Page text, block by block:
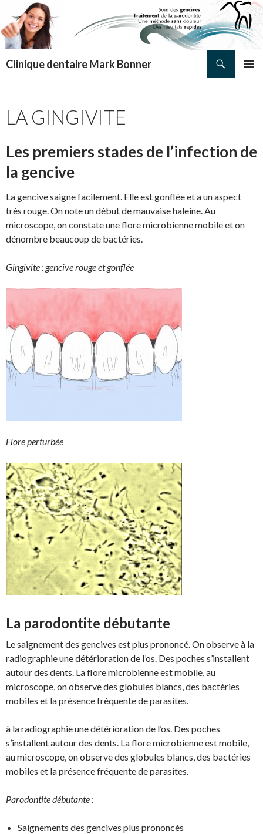
Clinique dentaire Mark Bonner
LA GINGIVITE
Les premiers stades de l’infection de
la gencive
La gencive saigne facilement. Elle est gonflée et a un aspect
très rouge. On note un début de mauvaise haleine. Au
microscope, on constate une flore microbienne mobile et on
dénombre beaucoup de bactéries.
Gingivite : gencive rouge et gonflée
Flore perturbée
La parodontite débutante
Le saignement des gencives est plus prononcé. On observe à la
radiographie une détérioration de l’os. Des poches s’installent
autour des dents. La flore microbienne est mobile, au
microscope, on observe des globules blancs, des bactéries
mobiles et la présence fréquente de parasites.
à la radiographie une détérioration de l’os. Des poches
s’installent autour des dents. La flore microbienne est mobile,
au microscope, on observe des globules blancs, des bactéries
mobiles et la présence fréquente de parasites.
Parodontite débutante :
Saignements des gencives plus prononcés